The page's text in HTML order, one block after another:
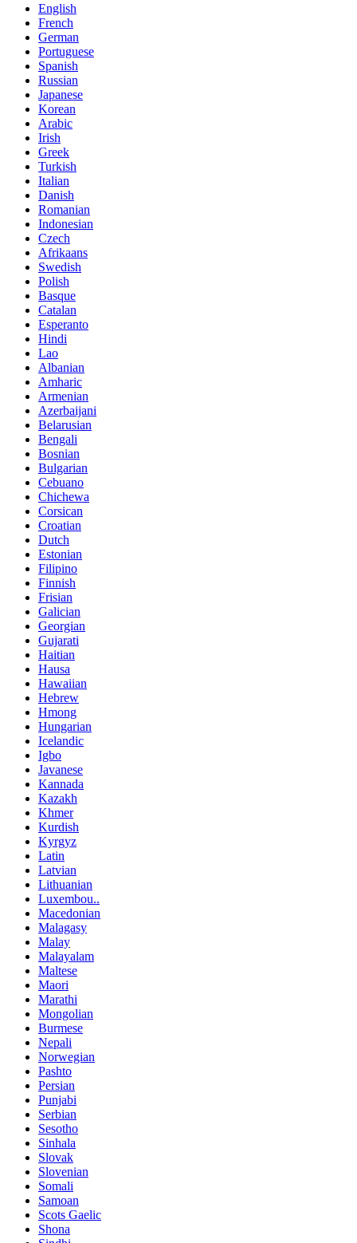
English
French
German
Portuguese
Spanish
Russian
Japanese
Korean
Arabic
Irish
Greek
Turkish
Italian
Danish
Romanian
Indonesian
Czech
Afrikaans
Swedish
Polish
Basque
Catalan
Esperanto
Hindi
Lao
Albanian
Amharic
Armenian
Azerbaijani
Belarusian
Bengali
Bosnian
Bulgarian
Cebuano
Chichewa
Corsican
Croatian
Dutch
Estonian
Filipino
Finnish
Frisian
Galician
Georgian
Gujarati
Haitian
Hausa
Hawaiian
Hebrew
Hmong
Hungarian
Icelandic
Igbo
Javanese
Kannada
Kazakh
Khmer
Kurdish
Kyrgyz
Latin
Latvian
Lithuanian
Luxembou..
Macedonian
Malagasy
Malay
Malayalam
Maltese
Maori
Marathi
Mongolian
Burmese
Nepali
Norwegian
Pashto
Persian
Punjabi
Serbian
Sesotho
Sinhala
Slovak
Slovenian
Somali
Samoan
Scots Gaelic
Shona